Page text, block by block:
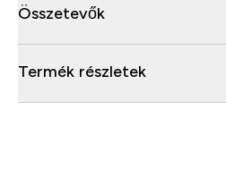
Összetevők
Termék részletek